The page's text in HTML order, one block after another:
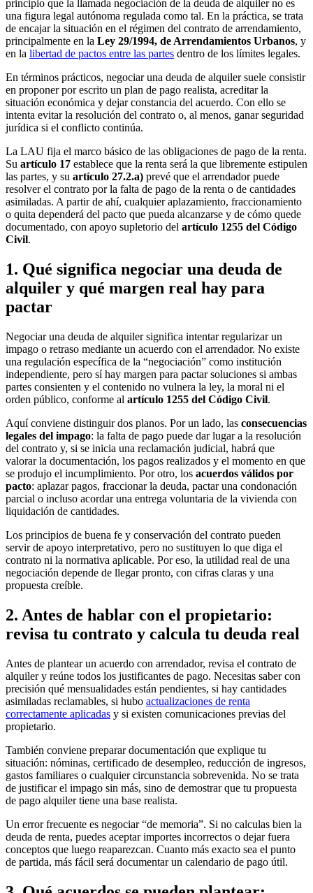
principio que la llamada negociación de la deuda de alquiler no es
una figura legal autónoma regulada como tal. En la práctica, se trata
de encajar la situación en el régimen del contrato de arrendamiento,
principalmente en la Ley 29/1994, de Arrendamientos Urbanos, y
en la libertad de pactos entre las partes dentro de los límites legales.
En términos prácticos, negociar una deuda de alquiler suele consistir
en proponer por escrito un plan de pago realista, acreditar la
situación económica y dejar constancia del acuerdo. Con ello se
intenta evitar la resolución del contrato o, al menos, ganar seguridad
jurídica si el conflicto continúa.
La LAU fija el marco básico de las obligaciones de pago de la renta.
Su artículo 17 establece que la renta será la que libremente estipulen
las partes, y su artículo 27.2.a) prevé que el arrendador puede
resolver el contrato por la falta de pago de la renta o de cantidades
asimiladas. A partir de ahí, cualquier aplazamiento, fraccionamiento
o quita dependerá del pacto que pueda alcanzarse y de cómo quede
documentado, con apoyo supletorio del artículo 1255 del Código
Civil.
1. Qué significa negociar una deuda de
alquiler y qué margen real hay para
pactar
Negociar una deuda de alquiler significa intentar regularizar un
impago o retraso mediante un acuerdo con el arrendador. No existe
una regulación específica de la “negociación” como institución
independiente, pero sí hay margen para pactar soluciones si ambas
partes consienten y el contenido no vulnera la ley, la moral ni el
orden público, conforme al artículo 1255 del Código Civil.
Aquí conviene distinguir dos planos. Por un lado, las consecuencias
legales del impago: la falta de pago puede dar lugar a la resolución
del contrato y, si se inicia una reclamación judicial, habrá que
valorar la documentación, los pagos realizados y el momento en que
se produjo el incumplimiento. Por otro, los acuerdos válidos por
pacto: aplazar pagos, fraccionar la deuda, pactar una condonación
parcial o incluso acordar una entrega voluntaria de la vivienda con
liquidación de cantidades.
Los principios de buena fe y conservación del contrato pueden
servir de apoyo interpretativo, pero no sustituyen lo que diga el
contrato ni la normativa aplicable. Por eso, la utilidad real de una
negociación depende de llegar pronto, con cifras claras y una
propuesta creíble.
2. Antes de hablar con el propietario:
revisa tu contrato y calcula tu deuda real
Antes de plantear un acuerdo con arrendador, revisa el contrato de
alquiler y reúne todos los justificantes de pago. Necesitas saber con
precisión qué mensualidades están pendientes, si hay cantidades
asimiladas reclamables, si hubo actualizaciones de renta
correctamente aplicadas y si existen comunicaciones previas del
propietario.
También conviene preparar documentación que explique tu
situación: nóminas, certificado de desempleo, reducción de ingresos,
gastos familiares o cualquier circunstancia sobrevenida. No se trata
de justificar el impago sin más, sino de demostrar que tu propuesta
de pago alquiler tiene una base realista.
Un error frecuente es negociar “de memoria”. Si no calculas bien la
deuda de renta, puedes aceptar importes incorrectos o dejar fuera
conceptos que luego reaparezcan. Cuanto más exacto sea el punto
de partida, más fácil será documentar un calendario de pago útil.